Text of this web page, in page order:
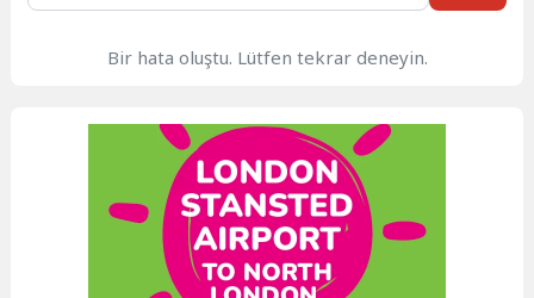
Bir hata oluştu. Lütfen tekrar deneyin.